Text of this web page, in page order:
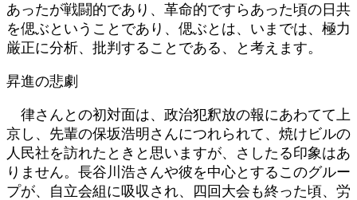
あったが戦闘的であり、革命的ですらあった頃の日共
を偲ぶということであり、偲ぶとは、いまでは、極力
厳正に分析、批判することである、と考えます。
昇進の悲劇
律さんとの初対面は、政治犯釈放の報にあわてて上
京し、先輩の保坂浩明さんにつれられて、焼けビルの
人民社を訪れたときと思いますが、さしたる印象はあ
りません。長谷川浩さんや彼を中心とするこのグルー
プが、自立会組に吸収され、四回大会も終った頃、労